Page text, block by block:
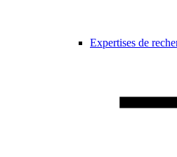
Expertises de